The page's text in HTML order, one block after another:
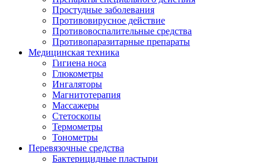
Простудные заболевания
Противовирусное действие
Противовоспалительные средства
Противопаразитарные препараты
Медицинская техника
Гигиена носа
Глюкометры
Ингаляторы
Магнитотерапия
Массажеры
Стетоскопы
Термометры
Тонометры
Перевязочные средства
Бактерицидные пластыри